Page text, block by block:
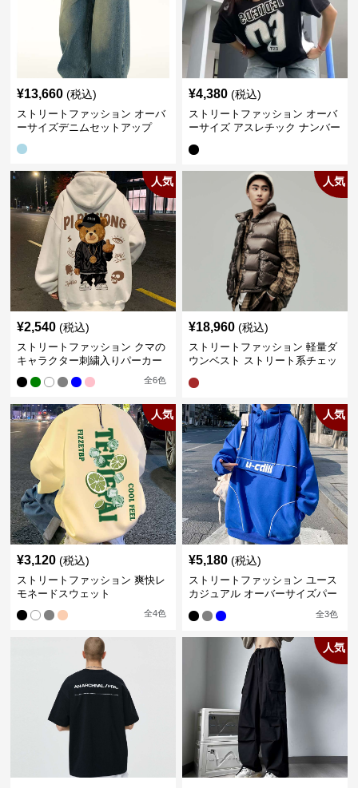
¥13,660 (税込)
ストリートファッション オーバ
ーサイズデニムセットアップ
¥4,380 (税込)
ストリートファッション オーバ
ーサイズ アスレチック ナンバー
人気
¥2,540 (税込)
ストリートファッション クマの
キャラクター刺繍入りパーカー
全6色
人気
¥18,960 (税込)
ストリートファッション 軽量ダ
ウンベスト ストリート系チェッ
人気
¥3,120 (税込)
ストリートファッション 爽快レ
モネードスウェット
全4色
人気
¥5,180 (税込)
ストリートファッション ユース
カジュアル オーバーサイズパー
全3色
人気